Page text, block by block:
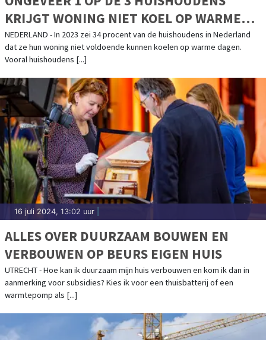
KRIJGT WONING NIET KOEL OP WARME
DAGEN
NEDERLAND - In 2023 zei 34 procent van de huishoudens in Nederland
dat ze hun woning niet voldoende kunnen koelen op warme dagen.
Vooral huishoudens [...]
16 juli 2024, 13:02 uur
ALLES OVER DUURZAAM BOUWEN EN
VERBOUWEN OP BEURS EIGEN HUIS
UTRECHT - Hoe kan ik duurzaam mijn huis verbouwen en kom ik dan in
aanmerking voor subsidies? Kies ik voor een thuisbatterij of een
warmtepomp als [...]